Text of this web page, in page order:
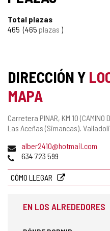
Total plazas
465 465 plazas
DIRECCIÓN Y
MAPA
Dirección
postal
Carretera PINAR, KM 10 (CAMINO
Las Aceñas (Simancas).
Dirección
de
electrónico
alber2410@hotmail.com
Teléfonos
634 723 599
CÓMO LLEGAR
EN LOS ALREDEDORES